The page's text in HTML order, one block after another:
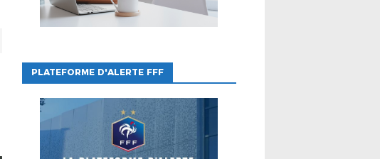
PLATEFORME D'ALERTE FFF